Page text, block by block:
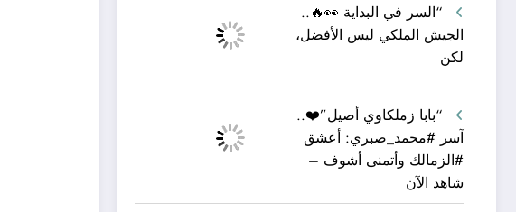
“السر في البداية 👀🔥..
الجيش الملكي ليس الأفضل،
لكن
“بابا زملكاوي أصيل”❤️..
آسر #محمد_صبري: أعشق
#الزمالك وأتمنى أشوف –
شاهد الآن